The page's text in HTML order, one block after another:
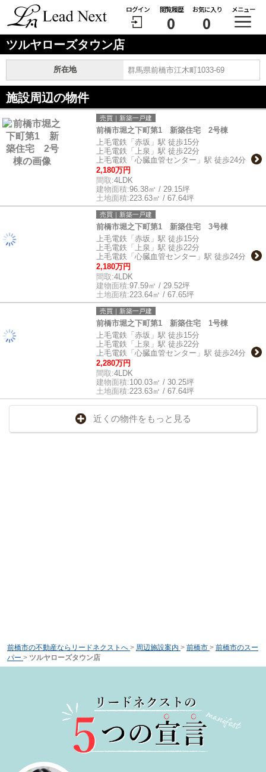
ログイン 閲覧履歴
0
お気に入り
0
メニュー
ツルヤローズタウン店
所在地 群馬県前橋市江木町1033-69
施設周辺の物件
売買｜新築一戸建
前橋市堀之下町第1 新築住宅 2号棟
上毛電鉄「赤坂」駅 徒歩15分
上毛電鉄「上泉」駅 徒歩22分
上毛電鉄「心臓血管センター」駅 徒歩24分
2,180万円
間取:4LDK
建物面積:96.38㎡ / 29.15坪
土地面積:223.63㎡ / 67.64坪
売買｜新築一戸建
前橋市堀之下町第1 新築住宅 3号棟
上毛電鉄「赤坂」駅 徒歩15分
上毛電鉄「上泉」駅 徒歩22分
上毛電鉄「心臓血管センター」駅 徒歩24分
2,180万円
間取:4LDK
建物面積:97.59㎡ / 29.52坪
土地面積:223.64㎡ / 67.65坪
売買｜新築一戸建
前橋市堀之下町第1 新築住宅 1号棟
上毛電鉄「赤坂」駅 徒歩15分
上毛電鉄「上泉」駅 徒歩22分
上毛電鉄「心臓血管センター」駅 徒歩24分
2,280万円
間取:4LDK
建物面積:100.03㎡ / 30.25坪
土地面積:223.63㎡ / 67.64坪
近くの物件をもっと見る
前橋市の不動産ならリードネクストへ > 周辺施設案内 > 前橋市 > 前橋市のスー
パー > ツルヤローズタウン店